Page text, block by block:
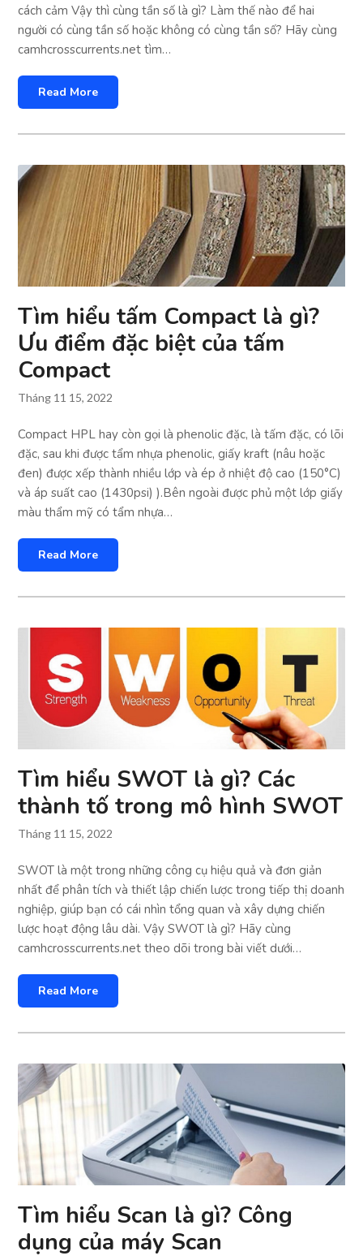
cách cảm Vậy thì cùng tần số là gì? Làm thế nào để hai
người có cùng tần số hoặc không có cùng tần số? Hãy cùng
camhcrosscurrents.net tìm…
Read More
Tìm hiểu tấm Compact là gì?
Ưu điểm đặc biệt của tấm
Compact
Tháng 11 15, 2022
Compact HPL hay còn gọi là phenolic đặc, là tấm đặc, có lõi
đặc, sau khi được tẩm nhựa phenolic, giấy kraft (nâu hoặc
đen) được xếp thành nhiều lớp và ép ở nhiệt độ cao (150°C)
và áp suất cao (1430psi) ).Bên ngoài được phủ một lớp giấy
màu thẩm mỹ có tẩm nhựa…
Read More
Tìm hiểu SWOT là gì? Các
thành tố trong mô hình SWOT
Tháng 11 15, 2022
SWOT là một trong những công cụ hiệu quả và đơn giản
nhất để phân tích và thiết lập chiến lược trong tiếp thị doanh
nghiệp, giúp bạn có cái nhìn tổng quan và xây dựng chiến
lược hoạt động lâu dài. Vậy SWOT là gì? Hãy cùng
camhcrosscurrents.net theo dõi trong bài viết dưới…
Read More
Tìm hiểu Scan là gì? Công
dụng của máy Scan